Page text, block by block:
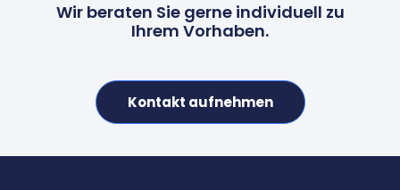
Wir beraten Sie gerne individuell zu
Ihrem Vorhaben.
Kontakt aufnehmen